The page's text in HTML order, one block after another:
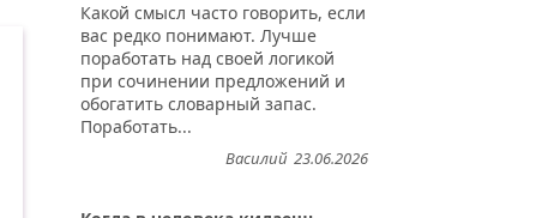
Какой смысл часто говорить, если
вас редко понимают. Лучше
поработать над своей логикой
при сочинении предложений и
обогатить словарный запас.
Поработать...
23.06.2026
Василий